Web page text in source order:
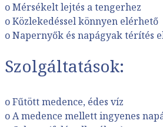
o Mérsékelt lejtés a tengerhez
o Közlekedéssel könnyen elérhető
o Napernyők és napágyak térítés
Szolgáltatások:
o Fűtött medence, édes víz
o A medence mellett ingyenes